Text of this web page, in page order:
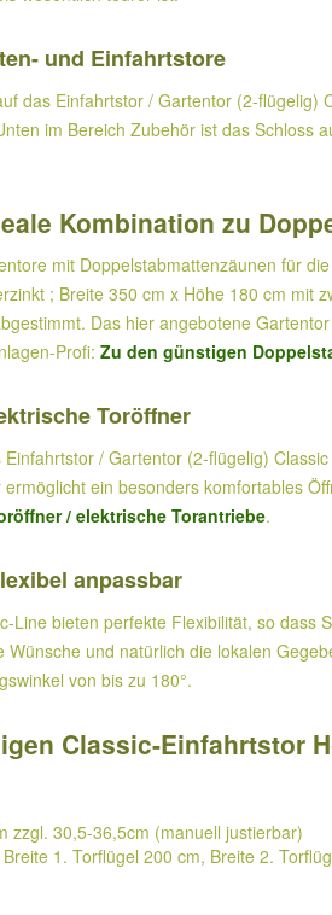
und Einfahrtstore
das Einfahrtstor / Gartentor (2-
im Bereich Zubehör ist das Schloss
Kombination zu
mit Doppelstabmattenzäunen für
; Breite 350 cm x Höhe 180 cm mit
Das hier angebotene
Profi: Zu den günstigen
Toröffner
/ Gartentor (2-flügelig)
ein besonders komfortables
/ elektrische Torantriebe.
anpassbar
Line bieten perfekte Flexibilität, so
und natürlich die lokalen
von bis zu 180°.
Classic-Einfahrtstor
zzgl. 30,5-36,5cm (manuell justierbar)
1. Torflügel 200 cm, Breite 2.